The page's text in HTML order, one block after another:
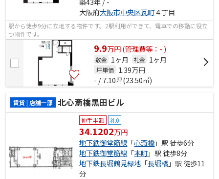
大阪府大阪市中央区瓦町４丁目
駅から徒歩9分に立地する物件です。2駅利用ができて、電車での移動に役立
つ物件です。
9.9万円(管理費等：- )
敷金 1ヶ月 礼金 1ヶ月
坪単価 1.39万円
- / 7.10坪(23.50㎡)
賃貸 | 店舗一部 北心斎橋黒田ビル
仲手半額 礼0
34.1202万円
地下鉄御堂筋線 「心斎橋」駅 徒歩6分
地下鉄御堂筋線 「本町」駅 徒歩8分
地下鉄長堀鶴見緑地 「長堀橋」駅 徒歩11
分